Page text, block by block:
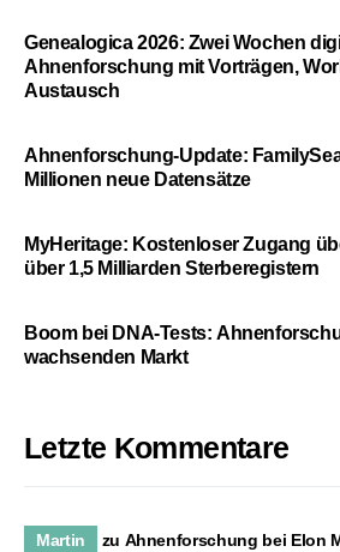
Genealogica 2026: Zwei Wochen
Ahnenforschung mit Vorträgen,
Austausch
Ahnenforschung-Update:
Millionen neue Datensätze
MyHeritage: Kostenloser Zugang
über 1,5 Milliarden Sterberegistern
Boom bei DNA-Tests:
wachsenden Markt
Letzte Kommentare
Martin zu Ahnenforschung bei Elon